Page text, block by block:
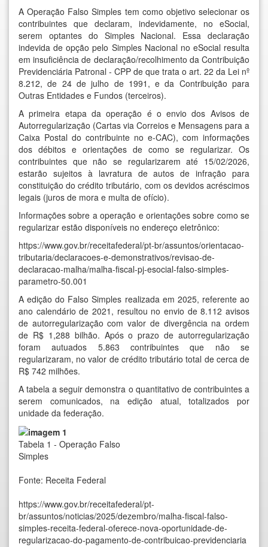
A Operação Falso Simples tem como objetivo selecionar os
contribuintes que declaram, indevidamente, no eSocial,
serem optantes do Simples Nacional. Essa declaração
indevida de opção pelo Simples Nacional no eSocial resulta
em insuficiência de declaração/recolhimento da Contribuição
Previdenciária Patronal - CPP de que trata o art. 22 da Lei nº
8.212, de 24 de julho de 1991, e da Contribuição para
Outras Entidades e Fundos (terceiros).
A primeira etapa da operação é o envio dos Avisos de
Autorregularização (Cartas via Correios e Mensagens para a
Caixa Postal do contribuinte no e-CAC), com informações
dos débitos e orientações de como se regularizar. Os
contribuintes que não se regularizarem até 15/02/2026,
estarão sujeitos à lavratura de autos de infração para
constituição do crédito tributário, com os devidos acréscimos
legais (juros de mora e multa de ofício).
Informações sobre a operação e orientações sobre como se
regularizar estão disponíveis no endereço eletrônico:
https://www.gov.br/receitafederal/pt-br/assuntos/orientacao-
tributaria/declaracoes-e-demonstrativos/revisao-de-
declaracao-malha/malha-fiscal-pj-esocial-falso-simples-
parametro-50.001
A edição do Falso Simples realizada em 2025, referente ao
ano calendário de 2021, resultou no envio de 8.112 avisos
de autorregularização com valor de divergência na ordem
de R$ 1,288 bilhão. Após o prazo de autorregularização
foram autuados 5.863 contribuintes que não se
regularizaram, no valor de crédito tributário total de cerca de
R$ 742 milhões.
A tabela a seguir demonstra o quantitativo de contribuintes a
serem comunicados, na edição atual, totalizados por
unidade da federação.
Tabela 1 - Operação Falso
Simples
Fonte: Receita Federal
https://www.gov.br/receitafederal/pt-
br/assuntos/noticias/2025/dezembro/malha-fiscal-falso-
simples-receita-federal-oferece-nova-oportunidade-de-
regularizacao-do-pagamento-de-contribuicao-previdenciaria